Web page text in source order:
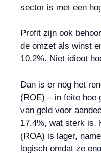
sector is met een
Profit zijn ook
de omzet als winst
10,2%. Niet idioot
Dan is er nog het
(ROE) – in feite hoe
van geld voor
17,4%, wat sterk is.
(ROA) is lager,
logisch omdat ze